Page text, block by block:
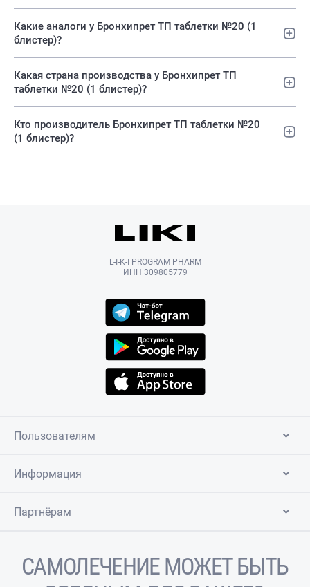
Какие аналоги у Бронхипрет ТП таблетки №20 (1
блистер)?
Какая страна производства у Бронхипрет ТП
таблетки №20 (1 блистер)?
Кто производитель Бронхипрет ТП таблетки №20
(1 блистер)?
L-I-K-I PROGRAM PHARM
ИНН 309805779
Пользователям
Информация
Партнёрам
САМОЛЕЧЕНИЕ МОЖЕТ БЫТЬ